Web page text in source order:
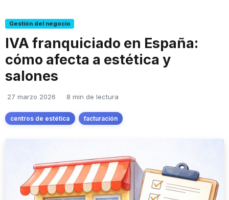
Gestión del negocio
IVA franquiciado en España:
cómo afecta a estética y
salones
27 marzo 2026 8 min de lectura
centros de estética facturación